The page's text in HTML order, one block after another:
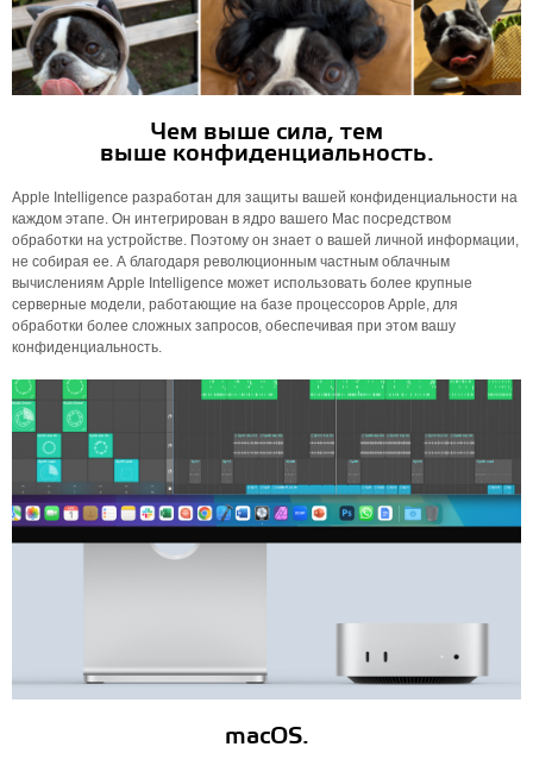
Чем выше сила, тем
выше конфиденциальность.
Apple Intelligence разработан для защиты вашей конфиденциальности на
каждом этапе. Он интегрирован в ядро ​​вашего Mac посредством
обработки на устройстве. Поэтому он знает о вашей личной информации,
не собирая ее. А благодаря революционным частным облачным
вычислениям Apple Intelligence может использовать более крупные
серверные модели, работающие на базе процессоров Apple, для
обработки более сложных запросов, обеспечивая при этом вашу
конфиденциальность.
macOS.